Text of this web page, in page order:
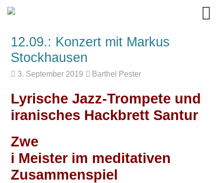
12.09.: Konzert mit Markus
Stockhausen
3. September 2019 Barthel Pester
Lyrische Jazz-Trompete und
iranisches Hackbrett Santur
Zwe
i Meister im meditativen
Zusammenspiel